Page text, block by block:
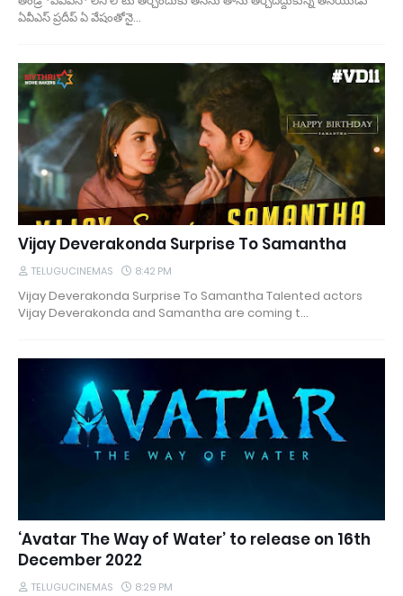
ఏవీఎస్ ప్రదీప్ ఏ వేషంతోనై…
Vijay Deverakonda Surprise To Samantha
TELUGUCINEMAS 8:42 PM
Vijay Deverakonda Surprise To Samantha Talented actors
Vijay Deverakonda and Samantha are coming t…
‘Avatar The Way of Water’ to release on 16th
December 2022
TELUGUCINEMAS 8:29 PM